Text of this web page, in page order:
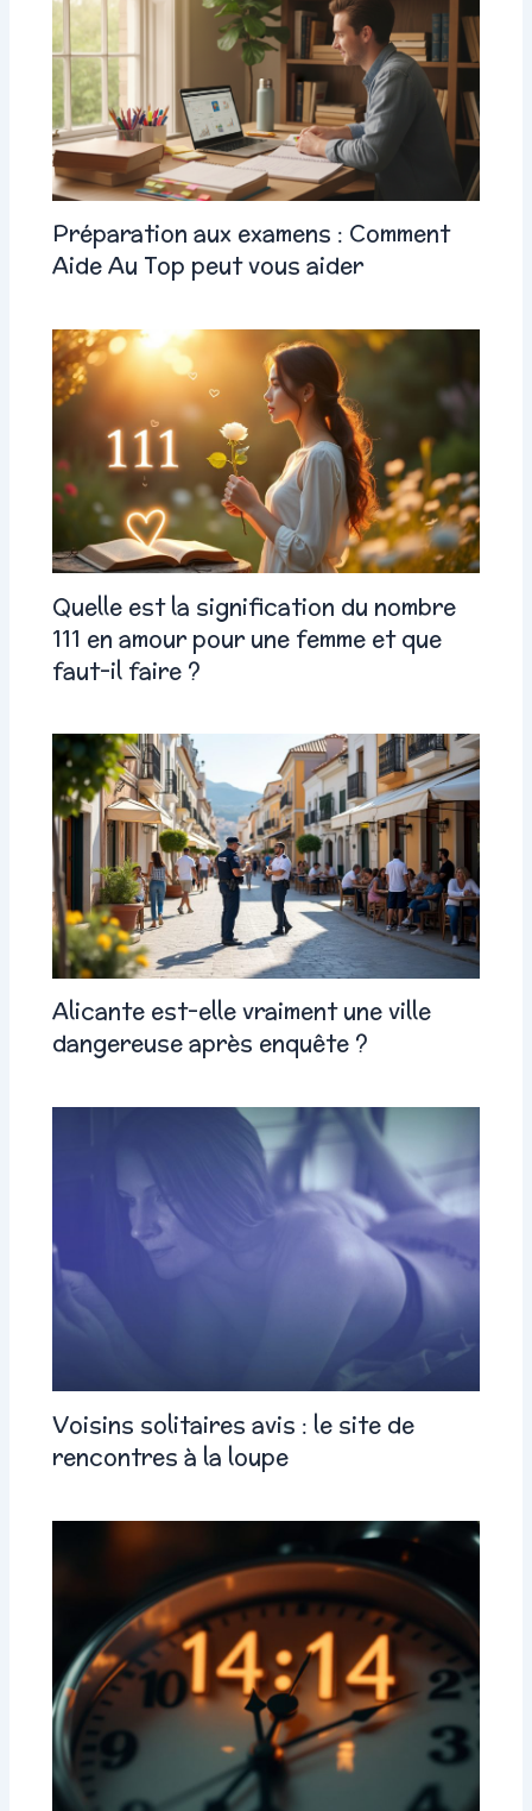
Préparation aux examens : Comment
Aide Au Top peut vous aider
Quelle est la signification du nombre
111 en amour pour une femme et que
faut-il faire ?
Alicante est-elle vraiment une ville
dangereuse après enquête ?
Voisins solitaires avis : le site de
rencontres à la loupe